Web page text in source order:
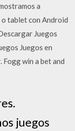
a
tablet con Android
Juegos
Juegos en
Fogg win a bet and
juegos